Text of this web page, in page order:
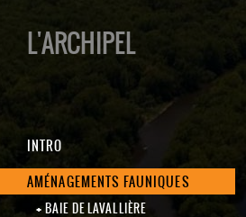
L'ARCHIPEL
INTRO
AMÉNAGEMENTS FAUNIQUES
BAIE DE LAVALLIÈRE